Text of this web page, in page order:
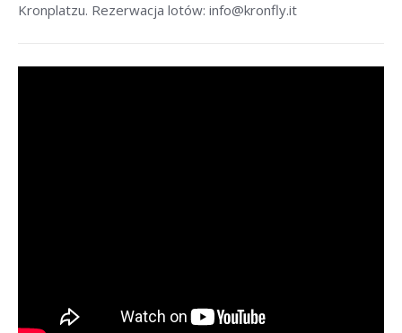
Kronplatzu. Rezerwacja lotów: info@kronfly.it